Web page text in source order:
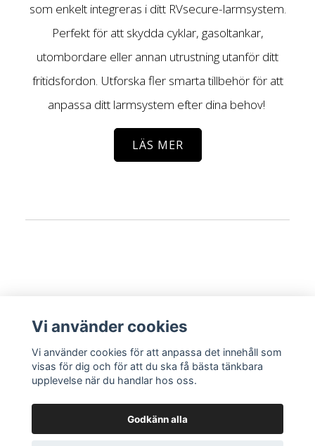
som enkelt integreras i ditt RVsecure-larmsystem.
Perfekt för att skydda cyklar, gasoltankar,
utombordare eller annan utrustning utanför ditt
fritidsfordon. Utforska fler smarta tillbehör för att
anpassa ditt larmsystem efter dina behov!
LÄS MER
CSS Sverige AB - Org.nr: 559467-6438
Vi använder cookies
Vi använder cookies för att anpassa det innehåll som
visas för dig och för att du ska få bästa tänkbara
upplevelse när du handlar hos oss.
Godkänn alla